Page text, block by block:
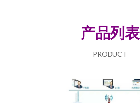
产品列表
PRODUCT